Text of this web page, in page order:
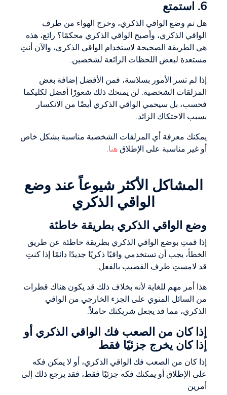
6. استمتع
هل تم وضع الواقي الذكري، وخرج الهواء من طرف
الواقي الذكري، وأصبح الواقي الذكري محكمًا؟ رائع، هذه
هي الطريقة الصحيحة لاستخدام الواقي الذكري، والآن أنتِ
مستعدة لبعض اللحظات الرائعة لشخصين.
إذا لم تسر الأمور بسلاسة، فمن الأفضل إضافة بعض
المزلقات الشخصية. لن يمنحك ذلك شعورًا أفضل لكليكما
فحسب، بل سيحمي الواقي الذكري أيضًا من الانكسار
بسبب الاحتكاك الزائد.
يمكنك معرفة أي المزلقات الشخصية مناسبة بشكل خاص
أو غير مناسبة على الإطلاقهنا.
المشاكل الأكثر شيوعاً عند وضع
الواقي الذكري
وضع الواقي الذكري بطريقة خاطئة
إذا قمتِ بوضع الواقي الذكري بطريقة خاطئة عن طريق
الخطأ، يجب أن تستخدمي واقيًا ذكريًا جديدًا دائمًا إذا كنتِ
قد لامستِ طرف القضيب بالفعل.
هذا أمر مهم للغاية لأنه بخلاف ذلك قد يكون هناك قطرات
من السائل المنوي على الجزء الخارجي من الواقي
الذكري، مما قد يجعل شريكتك حاملاً.
إذا كان من الصعب فك الواقي الذكري أو
إذا كان يخرج جزئيًا فقط
إذا كان من الصعب فك الواقي الذكري، أو لا يمكن فكه
على الإطلاق أو يمكنك فكه جزئيًا فقط، فقد يرجع ذلك إلى
أمرين